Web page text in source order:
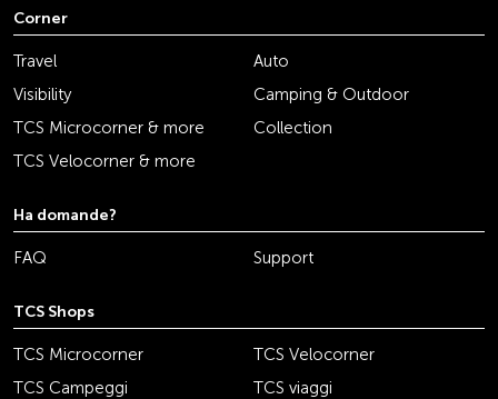
Corner
Travel
Auto
Visibility
Camping & Outdoor
TCS Microcorner & more
Collection
TCS Velocorner & more
Ha domande?
FAQ Support
TCS Shops
TCS Microcorner
TCS Velocorner
TCS Campeggi
TCS viaggi